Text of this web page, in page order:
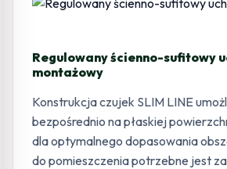
Regulowany ścienno-sufitowy
montażowy
Konstrukcja czujek SLIM LINE
bezpośrednio na płaskiej
dla optymalnego dopasowania
do pomieszczenia potrzebne jest